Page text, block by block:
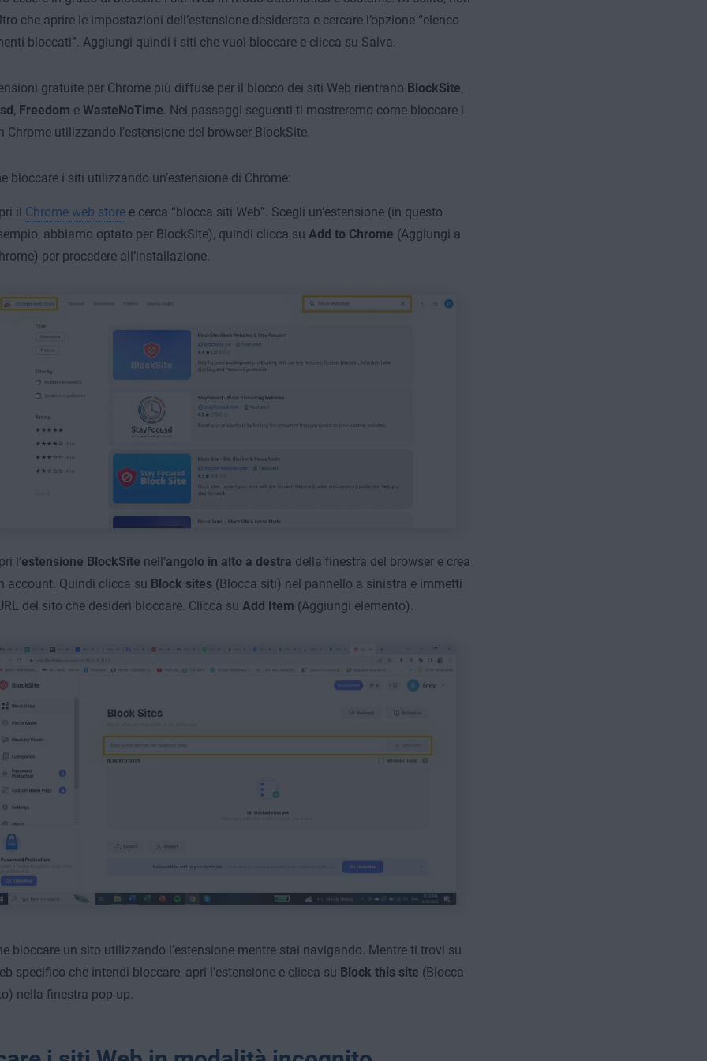
che aprire le impostazioni dell’estensione desiderata e cercare l’opzione “elenco
bloccati”. Aggiungi quindi i siti che vuoi bloccare e clicca su Salva.
gratuite per Chrome più diffuse per il blocco dei siti Web rientrano BlockSite,
, Freedom e WasteNoTime. Nei passaggi seguenti ti mostreremo come bloccare i
Chrome utilizzando l’estensione del browser BlockSite.
bloccare i siti utilizzando un’estensione di Chrome:
il Chrome web storee cerca “blocca siti Web”. Scegli un’estensione (in questo
abbiamo optato per BlockSite), quindi clicca su Add to Chrome (Aggiungi a
per procedere all’installazione.
l’estensione BlockSite nell’angolo in alto a destra della finestra del browser e crea
account. Quindi clicca su Block sites(Blocca siti) nel pannello a sinistra e immetti
del sito che desideri bloccare. Clicca su Add Item (Aggiungi elemento).
bloccare un sito utilizzando l’estensione mentre stai navigando. Mentre ti trovi su
specifico che intendi bloccare, apri l’estensione e clicca su Block this site (Blocca
nella finestra pop-up.